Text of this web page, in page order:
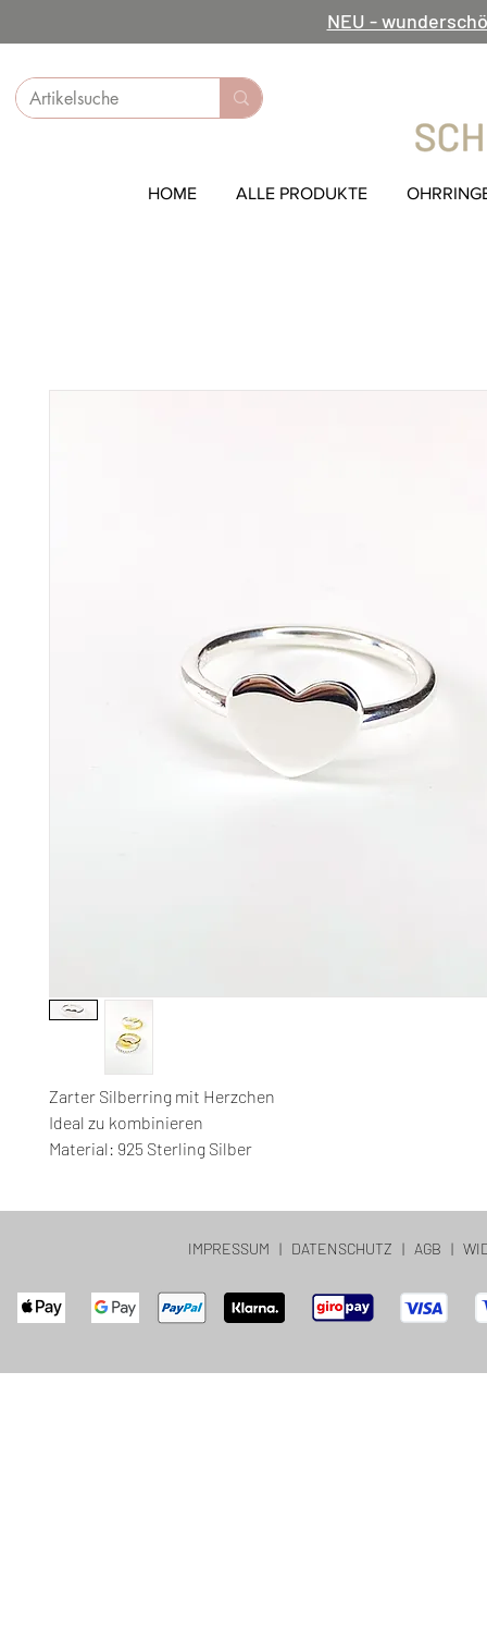
NEU -
HOME ALLE PRODUKTE
Zarter Silberring mit Herzchen
Ideal zu kombinieren
Material: 925 Sterling Silber
IMPRESSUM | DATENSCHUTZ | AGB |